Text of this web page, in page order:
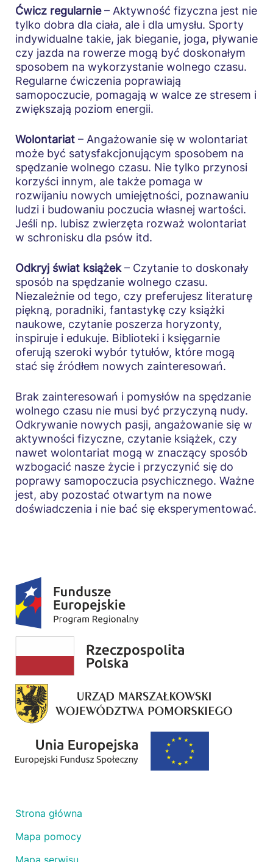
Ćwicz regularnie– Aktywność fizyczna jest nie
tylko dobra dla ciała, ale i dla umysłu. Sporty
indywidualne takie, jak bieganie, joga, pływanie
czy jazda na rowerze mogą być doskonałym
sposobem na wykorzystanie wolnego czasu.
Regularne ćwiczenia poprawiają
samopoczucie, pomagają w walce ze stresem i
zwiększają poziom energii.
Wolontariat – Angażowanie się w wolontariat
może być satysfakcjonującym sposobem na
spędzanie wolnego czasu. Nie tylko przynosi
korzyści innym, ale także pomaga w
rozwijaniu nowych umiejętności, poznawaniu
ludzi i budowaniu poczucia własnej wartości.
Jeśli np. lubisz zwierzęta rozważ wolontariat
w schronisku dla psów itd.
Odkryj świat książek– Czytanie to doskonały
sposób na spędzanie wolnego czasu.
Niezależnie od tego, czy preferujesz literaturę
piękną, poradniki, fantastykę czy książki
naukowe, czytanie poszerza horyzonty,
inspiruje i edukuje. Biblioteki i księgarnie
oferują szeroki wybór tytułów, które mogą
stać się źródłem nowych zainteresowań.
Brak zainteresowań i pomysłów na spędzanie
wolnego czasu nie musi być przyczyną nudy.
Odkrywanie nowych pasji, angażowanie się w
aktywności fizyczne, czytanie książek, czy
nawet wolontariat mogą w znaczący sposób
wzbogacić nasze życie i przyczynić się do
poprawy samopoczucia psychicznego. Ważne
jest, aby pozostać otwartym na nowe
doświadczenia i nie bać się eksperymentować.
Strona główna
Mapa pomocy
Mapa serwisu